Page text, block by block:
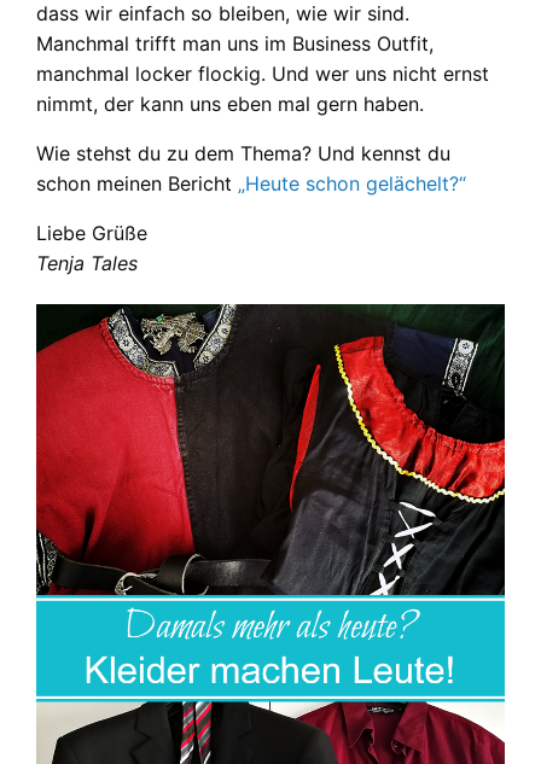
dass wir einfach so bleiben, wie wir sind.
Manchmal trifft man uns im Business Outfit,
manchmal locker flockig. Und wer uns nicht ernst
nimmt, der kann uns eben mal gern haben.
Wie stehst du zu dem Thema? Und kennst du
schon meinen Bericht „Heute schon gelächelt?“
Liebe Grüße
Tenja Tales